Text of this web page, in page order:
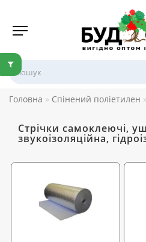
Головна Спінений поліетилен
Стрічки самоклеючі,
звукоізоляційна,